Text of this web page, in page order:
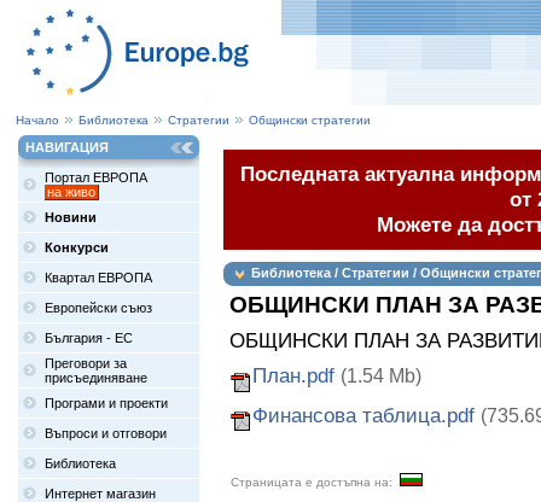
Начало Библиотека Стратегии Общински стратегии
НАВИГАЦИЯ
Портал ЕВРОПА
на живо
Новини
Конкурси
Квартал ЕВРОПА
Европейски съюз
България - ЕС
Преговори за
присъединяване
Програми и проекти
Въпроси и отговори
Библиотека
Интернет магазин
Последната актуална
от
Можете да
Библиотека / Стратегии / Общински
ОБЩИНСКИ ПЛАН ЗА
ОБЩИНСКИ ПЛАН ЗА
План.pdf (1.54 Mb)
Финансова таблица.pdf
Страницата е достъпна на: